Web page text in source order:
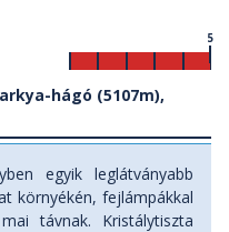
hágó (5107m),
5
egyik leglátványabb
környékén, fejlámpákkal
távnak. Kristálytiszta